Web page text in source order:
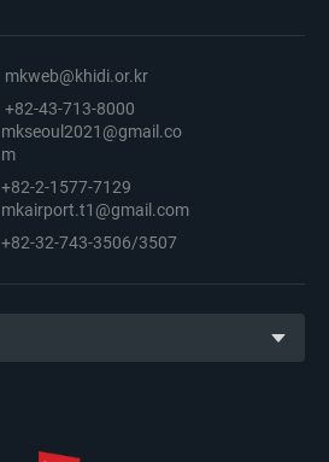
mkweb@khidi.or.kr
+82-43-713-8000
mkseoul2021@gmail.co
m
+82-2-1577-7129
mkairport.t1@gmail.com
+82-32-743-3506/3507